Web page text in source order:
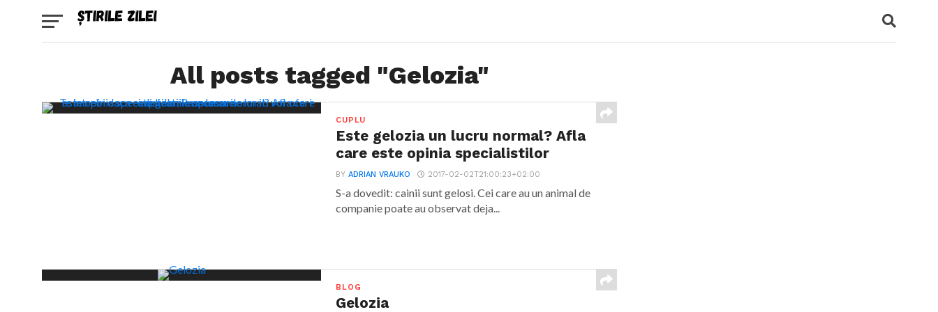
All posts tagged "Gelozia"
CUPLU
Este gelozia un lucru normal? Afla
care este opinia specialistilor
BYADRIAN VRAUKO 2017-02-02T21:00:23+02:00
S-a dovedit: cainii sunt gelosi. Cei care au un animal de
companie poate au observat deja...
BLOG
Gelozia